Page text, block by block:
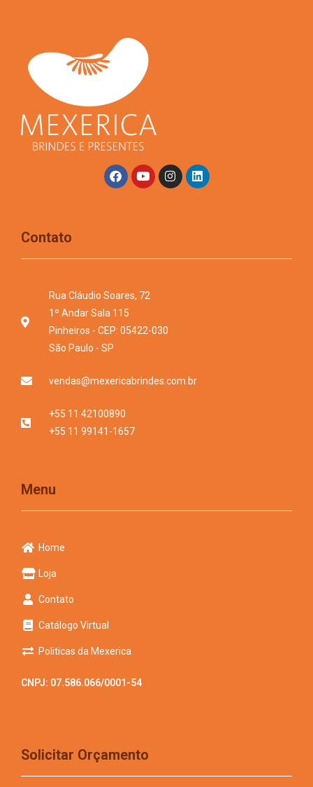
Contato
Rua Cláudio Soares, 72
1º Andar Sala 115
Pinheiros - CEP: 05422-030
São Paulo - SP
vendas@mexericabrindes.com.br
+55 11 42100890
+55 11 99141-1657
Menu
Home
Loja
Contato
Catálogo Virtual
Politicas da Mexerica
CNPJ: 07.586.066/0001-54
Solicitar Orçamento